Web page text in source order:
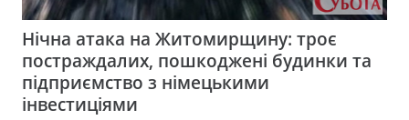
Нічна атака на Житомирщину: троє
постраждалих, пошкоджені будинки та
підприємство з німецькими
інвестиціями